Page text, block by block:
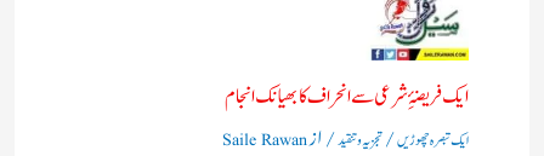
ایک فریضۂِ شرعی سے انحراف کا بھیانک انجام
ایک تبصرہ چھوڑیں/تجزیہ و تنقید/ ازSaile Rawan